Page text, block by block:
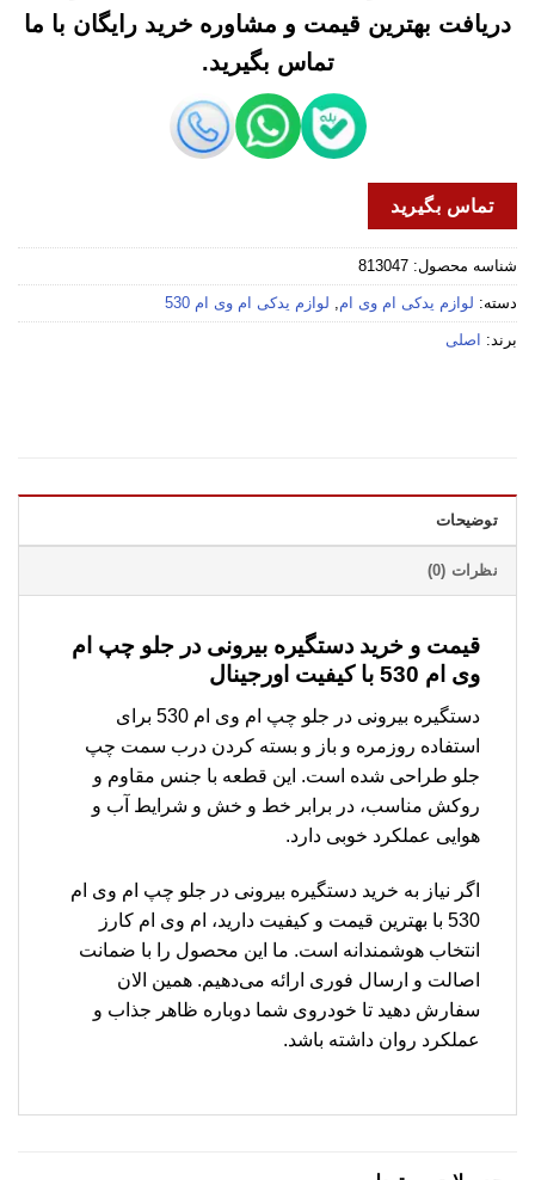
دریافت بهترین قیمت و مشاوره خرید رایگان با ما
تماس بگیرید.
تماس بگیرید
شناسه محصول: 813047
دسته: لوازم یدکی ام وی ام, لوازم یدکی ام وی ام 530
برند: اصلی
توضیحات
نظرات (0)
قیمت و خرید دستگیره بیرونی در جلو چپ ام
وی ام 530 با کیفیت اورجینال
دستگیره بیرونی در جلو چپ ام وی ام 530 برای
استفاده روزمره و باز و بسته کردن درب سمت چپ
جلو طراحی شده است. این قطعه با جنس مقاوم و
روکش مناسب، در برابر خط و خش و شرایط آب و
هوایی عملکرد خوبی دارد.
اگر نیاز به خرید دستگیره بیرونی در جلو چپ ام وی ام
530 با بهترین قیمت و کیفیت دارید، ام وی ام کارز
انتخاب هوشمندانه است. ما این محصول را با ضمانت
اصالت و ارسال فوری ارائه می‌دهیم. همین الان
سفارش دهید تا خودروی شما دوباره ظاهر جذاب و
عملکرد روان داشته باشد.